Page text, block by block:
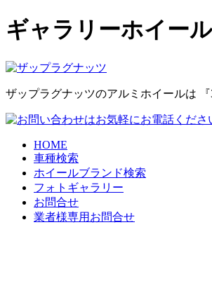
ギャラリーホイー
ザップラグナッツのアルミホイールは
HOME
車種検索
ホイールブランド検索
フォトギャラリー
お問合せ
業者様専用お問合せ